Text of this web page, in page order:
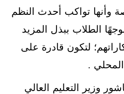
وأنها تواكب أحدث النظم
الطلاب ببذل المزيد
لتكون قادرة على
.
وزير التعليم العالي